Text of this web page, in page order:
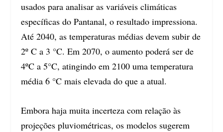
usados para analisar as variáveis climáticas
específicas do Pantanal, o resultado impressiona.
Até 2040, as temperaturas médias devem subir de
2º C a 3 °C. Em 2070, o aumento poderá ser de
4ºC a 5°C, atingindo em 2100 uma temperatura
média 6 °C mais elevada do que a atual.
Embora haja muita incerteza com relação às
projeções pluviométricas, os modelos sugerem